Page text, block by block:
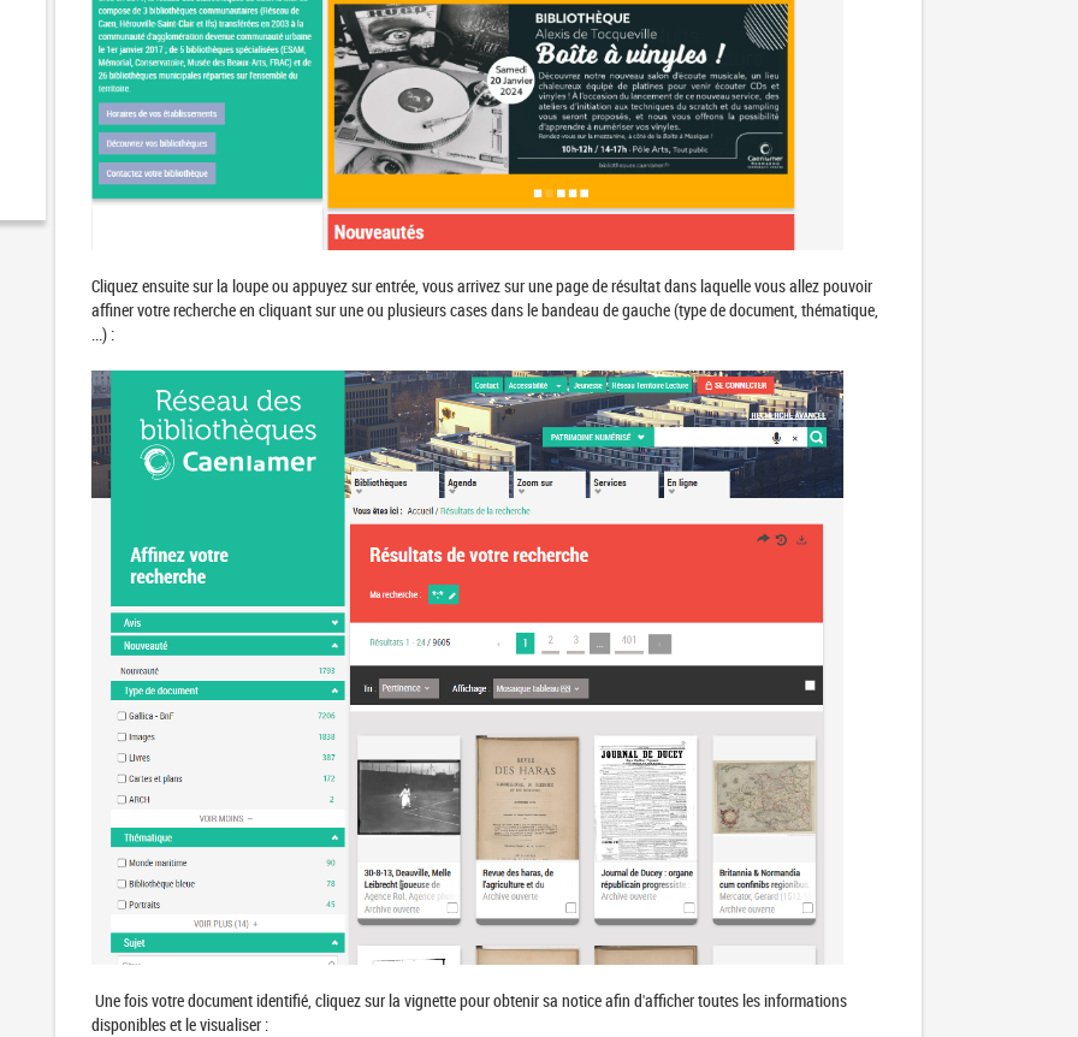
Cliquez ensuite sur la loupe ou appuyez sur entrée, vous arrivez sur une page de résultat dans laquelle vous allez pouvoir
affiner votre recherche en cliquant sur une ou plusieurs cases dans le bandeau de gauche (type de document, thématique,
...) :
Une fois votre document identifié, cliquez sur la vignette pour obtenir sa notice afin d'afficher toutes les informations
disponibles et le visualiser :